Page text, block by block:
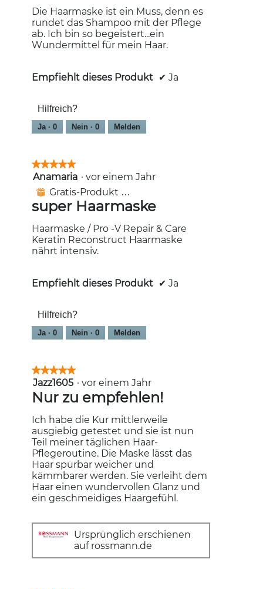
Die Haarmaske ist ein Muss, denn es
rundet das Shampoo mit der Pflege
ab. Ich bin so begeistert...ein
Wundermittel für mein Haar.
Empfiehlt dieses Produkt ✔ Ja
Hilfreich?
Ja · 0 Nein · 0 Melden
★★★★★
★★★★★
5
von
Sternen.
Anamaria · vor einem Jahr
⊞ Gratis-Produkt erhalten
super Haarmaske
Haarmaske / Pro -V Repair & Care
Keratin Reconstruct Haarmaske
nährt intensiv.
Empfiehlt dieses Produkt ✔ Ja
Hilfreich?
Ja · 0 Nein · 0 Melden
★★★★★
★★★★★
5
von
5
Sternen.
Jazz1605 · vor einem Jahr
Nur zu empfehlen!
Ich habe die Kur mittlerweile
ausgiebig getestet und sie ist nun
Teil meiner täglichen Haar-
Pflegeroutine. Die Maske lässt das
Haar spürbar weicher und
kämmbarer werden. Sie verleiht dem
Haar einen wundervollen Glanz und
ein geschmeidiges Haargefühl.
Ursprünglich erschienen
auf rossmann.de